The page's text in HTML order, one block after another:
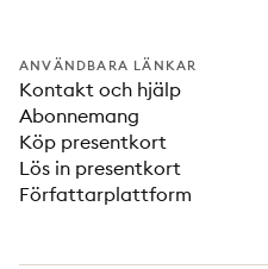
ANVÄNDBARA LÄNKAR
Kontakt och hjälp
Abonnemang
Köp presentkort
Lös in presentkort
Författarplattform